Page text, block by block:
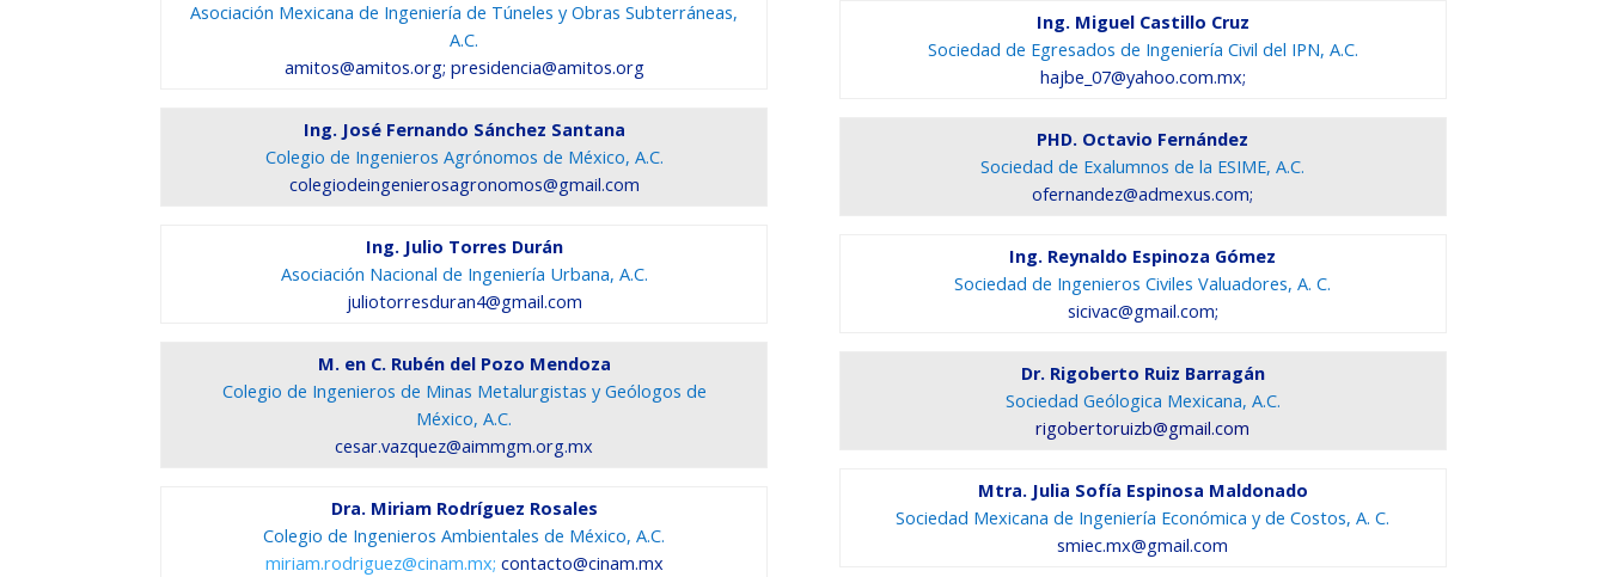
Asociación Mexicana de Ingeniería de Túneles yObras Subterráneas,
A.C.
amitos@amitos.org; presidencia@amitos.org
Ing. José Fernando Sánchez Santana
Colegio de Ingenieros Agrónomos de México, A.C.
colegiodeingenierosagronomos@gmail.com
Ing. Julio Torres Durán
Asociación Nacional de Ingeniería Urbana, A.C.
juliotorresduran4@gmail.com
M. en C. Rubén del Pozo Mendoza
Colegio de Ingenieros de Minas Metalurgistas y Geólogos de
México, A.C.
cesar.vazquez@aimmgm.org.mx
Dra. Miriam Rodríguez Rosales
Colegio de Ingenieros Ambientales de México, A.C.
miriam.rodriguez@cinam.mx; contacto@cinam.mx
Ing. Miguel Castillo Cruz
Sociedad de Egresados de Ingeniería Civil del IPN, A.C.
hajbe_07@yahoo.com.mx;
PHD. Octavio Fernández
Sociedad de Exalumnos de la ESIME, A.C.
ofernandez@admexus.com;
Ing. Reynaldo Espinoza Gómez
Sociedad de Ingenieros Civiles Valuadores, A. C.
sicivac@gmail.com;
Dr. Rigoberto Ruiz Barragán
Sociedad Geólogica Mexicana, A.C.
rigobertoruizb@gmail.com
Mtra. Julia Sofía Espinosa Maldonado
Sociedad Mexicana de Ingeniería Económica y de Costos, A. C.
smiec.mx@gmail.com